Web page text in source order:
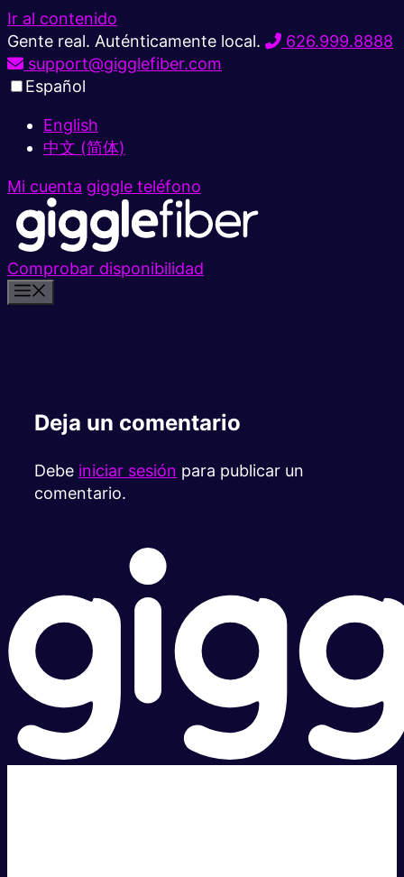
Ir al contenido
Gente real. Auténticamente local.
626.999.8888
support@gigglefiber.com
Español
English
中文 (简体)
Mi cuenta giggle teléfono
Comprobar disponibilidad
Deja un comentario
Debe iniciar sesión para publicar un
comentario.